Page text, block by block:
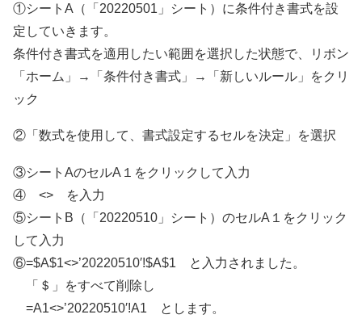
①シートA（「20220501」シート）に条件付き書式を設
定していきます。
条件付き書式を適用したい範囲を選択した状態で、リボン
「ホーム」→「条件付き書式」→「新しいルール」をクリ
ック
②「数式を使用して、書式設定するセルを決定」を選択
③シートAのセルA１をクリックして入力
④ <> を入力
⑤シートB（「20220510」シート）のセルA１をクリック
して入力
⑥=$A$1<>’20220510′!$A$1 と入力されました。
「＄」をすべて削除し
=A1<>’20220510′!A1 とします。